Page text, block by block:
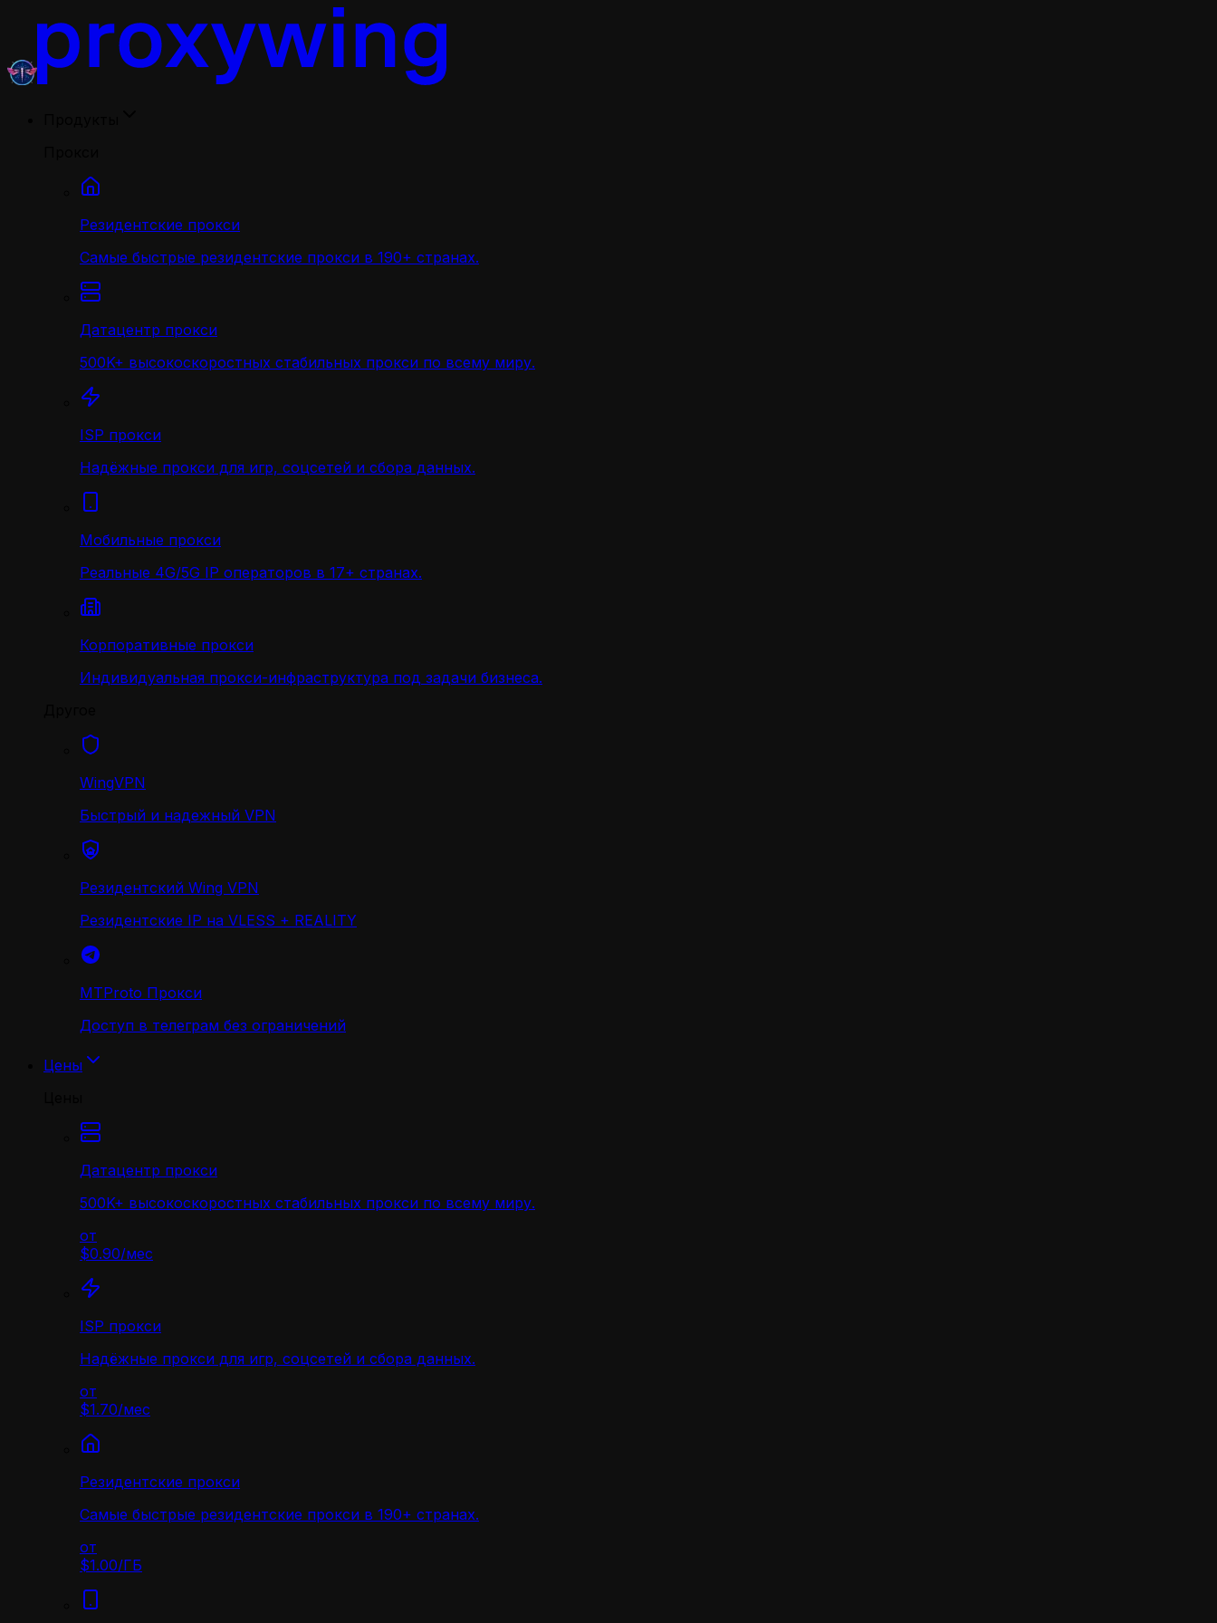
Резидентские прокси
Самые быстрые резидентские прокси в 190+ странах.
Датацентр прокси
500K+ высокоскоростных стабильных прокси по всему миру.
ISP прокси
Надёжные прокси для игр, соцсетей и сбора данных.
Мобильные прокси
Реальные 4G/5G IP операторов в 17+ странах.
Корпоративные прокси
Индивидуальная прокси-инфраструктура под задачи бизнеса.
WingVPN
Быстрый и надежный VPN
Резидентский Wing VPN
Резидентские IP на VLESS + REALITY
MTProto Прокси
Доступ в телеграм без ограничений
Цены
Датацентр прокси
500K+ высокоскоростных стабильных прокси по всему миру.
от
$0.90/мес
ISP прокси
Надёжные прокси для игр, соцсетей и сбора данных.
от
$1.70/мес
Резидентские прокси
Самые быстрые резидентские прокси в 190+ странах.
от
$1.00/ГБ